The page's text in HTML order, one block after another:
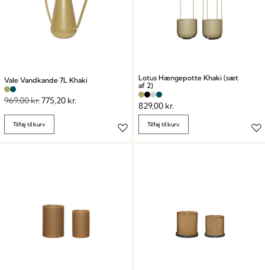
Vale Vandkande 7L Khaki
969,00kr.775,20 kr.
Tilføj til kurv
Lotus Hængepotte Khaki (sæt
af 2)
829,00 kr.
Tilføj til kurv